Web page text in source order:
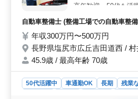
高年歓迎。50代も活
自動車整備士 (整備工場での自動車整
年収300万円〜500万円
長野県塩尻市広丘吉田道西 / 村
45.9歳 / 最高年齢 70歳
50代活躍中 車通勤OK 長期
残業